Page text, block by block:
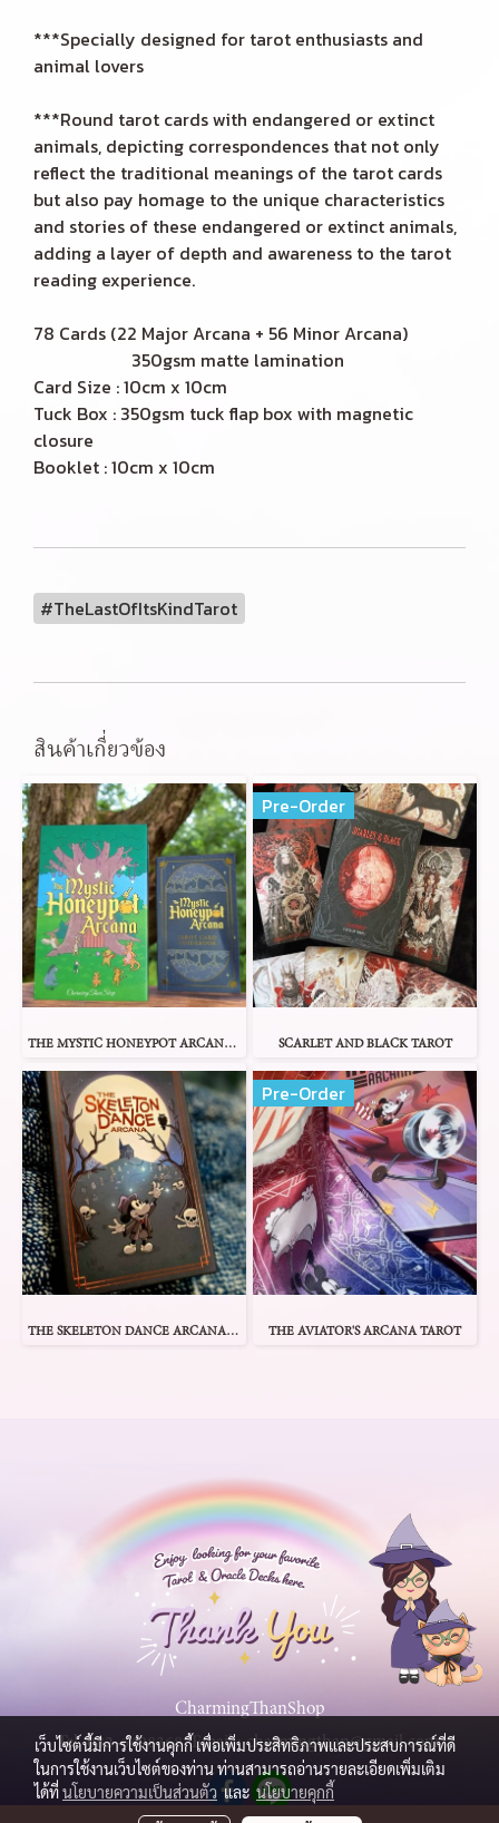
***Specially designed for tarot enthusiasts and
animal lovers
***Round tarot cards with endangered or extinct
animals, depicting correspondences that not only
reflect the traditional meanings of the tarot cards
but also pay homage to the unique characteristics
and stories of these endangered or extinct animals,
adding a layer of depth and awareness to the tarot
reading experience.
78 Cards (22 Major Arcana + 56 Minor Arcana)
350gsm matte lamination
Card Size : 10cm x 10cm
Tuck Box : 350gsm tuck flap box with magnetic
closure
Booklet : 10cm x 10cm
#TheLastOfItsKindTarot
สินค้าเกี่ยวข้อง
THE MYSTIC HONEYPOT ARCANA TAROT
Pre-Order
SCARLET AND BLACK TAROT
THE SKELETON DANCE ARCANA TAROT
Pre-Order
THE AVIATOR'S ARCANA TAROT
CharmingThanShop
Tel.082-6498368Email :charmingthan@gmail.com
เว็บไซต์นี้มีการใช้งานคุกกี้ เพื่อเพิ่มประสิทธิภาพและประสบการณ์ที่ดี
ในการใช้งานเว็บไซต์ของท่าน ท่านสามารถอ่านรายละเอียดเพิ่มเติม
ได้ที่นโยบายความเป็นส่วนตัว และนโยบายคุกกี้